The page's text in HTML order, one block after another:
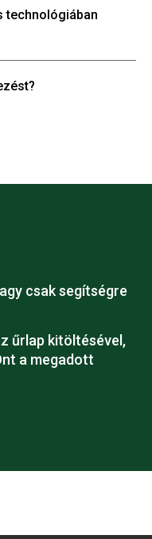
technológiában
csak segítségre
űrlap kitöltésével,
a megadott